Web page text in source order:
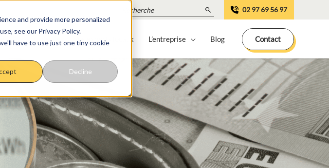
and provide more personalized
see our Privacy Policy.
have to use just one tiny cookie
Decline
Search
for:
02 97 69 56 97
Outils Vos experts locaux L’entreprise Blog Contact